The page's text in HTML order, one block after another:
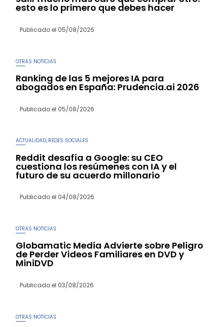
esto es lo primero que debes hacer
Publicado el 05/08/2026
OTRAS NOTICIAS
Ranking de las 5 mejores IA para
abogados en España: Prudencia.ai 2026
Publicado el 05/08/2026
ACTUALIDAD, REDES SOCIALES
Reddit desafía a Google: su CEO
cuestiona los resúmenes con IA y el
futuro de su acuerdo millonario
Publicado el 04/08/2026
OTRAS NOTICIAS
Globamatic Media Advierte sobre Peligro
de Perder Videos Familiares en DVD y
MiniDVD
Publicado el 03/08/2026
OTRAS NOTICIAS